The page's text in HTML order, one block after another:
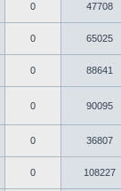
0 47708
0 65025
0 88641
0 90095
0 36807
0 108227